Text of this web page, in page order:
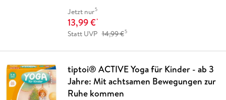
Jetzt nur5
13,99 €*
Statt UVP 14,99 €5
tiptoi® ACTIVE Yoga für Kinder - ab 3
Jahre: Mit achtsamen Bewegungen zur
Ruhe kommen